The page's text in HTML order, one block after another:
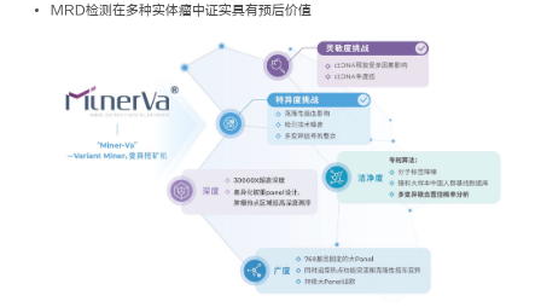
MRD检测在多种实体瘤中证实具有预后价值